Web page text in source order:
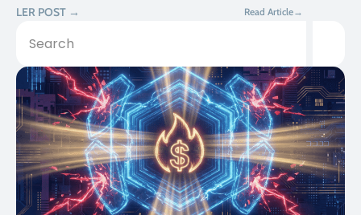
LER POST → Read Article→